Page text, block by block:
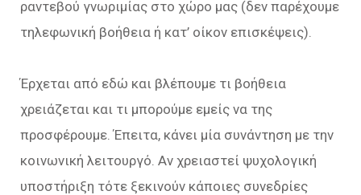
ραντεβού γνωριμίας στο χώρο μας (δεν παρέχουμε
τηλεφωνική βοήθεια ή κατ’ οίκον επισκέψεις).
Έρχεται από εδώ και βλέπουμε τι βοήθεια
χρειάζεται και τι μπορούμε εμείς να της
προσφέρουμε. Έπειτα, κάνει μία συνάντηση με την
κοινωνική λειτουργό. Αν χρειαστεί ψυχολογική
υποστήριξη τότε ξεκινούν κάποιες συνεδρίες